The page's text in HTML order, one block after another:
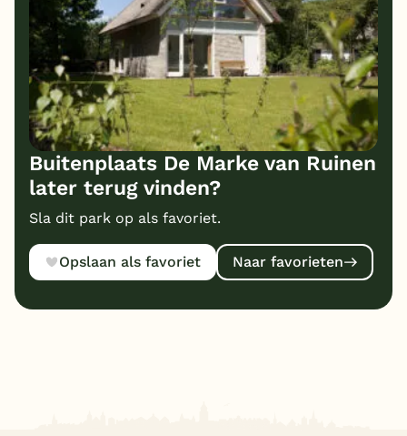
Buitenplaats De Marke van Ruinen
later terug vinden?
Sla dit park op als favoriet.
Opslaan als favoriet Naar favorieten